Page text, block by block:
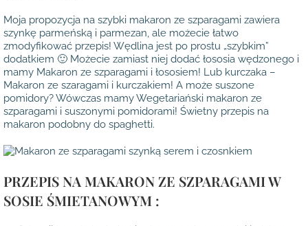
Moja propozycja na szybki makaron ze szparagami zawiera
szynkę parmeńską i parmezan, ale możecie łatwo
zmodyfikować przepis! Wędlina jest po prostu „szybkim”
dodatkiem 🙂 Możecie zamiast niej dodać łososia wędzonego i
mamy Makaron ze szparagami i łososiem! Lub kurczaka –
Makaron ze szaragami i kurczakiem! A może suszone
pomidory? Wówczas mamy Wegetariański makaron ze
szparagami i suszonymi pomidorami! Świetny przepis na
makaron podobny do spaghetti.
PRZEPIS NA MAKARON ZE SZPARAGAMI W
SOSIE ŚMIETANOWYM :